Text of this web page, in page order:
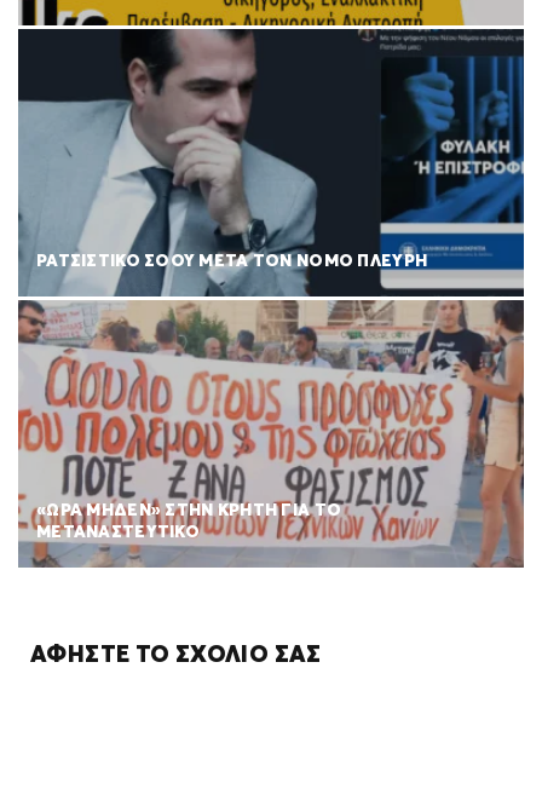
ΡΑΤΣΙΣΤΙΚΟ ΣΟΟΥ ΜΕΤΑ ΤΟΝ ΝΟΜΟ ΠΛΕΥΡΗ
«ΩΡΑ ΜΗΔΕΝ» ΣΤΗΝ ΚΡΗΤΗ ΓΙΑ ΤΟ
ΜΕΤΑΝΑΣΤΕΥΤΙΚΟ
ΑΦΉΣΤΕ ΤΟ ΣΧΌΛΙΌ ΣΑΣ